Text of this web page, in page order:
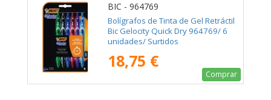
BIC - 964769
Bolígrafos de Tinta de Gel Retráctil
Bic Gelocity Quick Dry 964769/ 6
unidades/ Surtidos
18,75 €
Comprar